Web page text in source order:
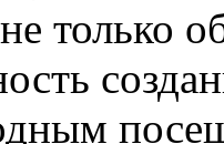
только